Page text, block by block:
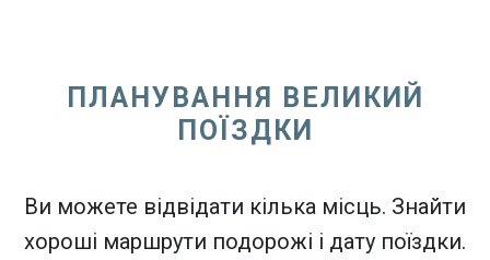
В одну сторону
сортування
Спробуйте цеopen_in_new
Знайдено раніше:
ПЛАНУВАННЯ ВЕЛИКИЙ
ПОЇЗДКИ
Ви можете відвідати кілька місць. Знайти
хороші маршрути подорожі і дату поїздки.